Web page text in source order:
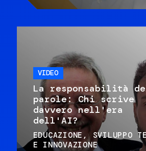
VIDEO
La responsabilità
parole: Chi scrive
davvero nell'era
dell'AI?
EDUCAZIONE
SVILUPPO
E INNOVAZIONE